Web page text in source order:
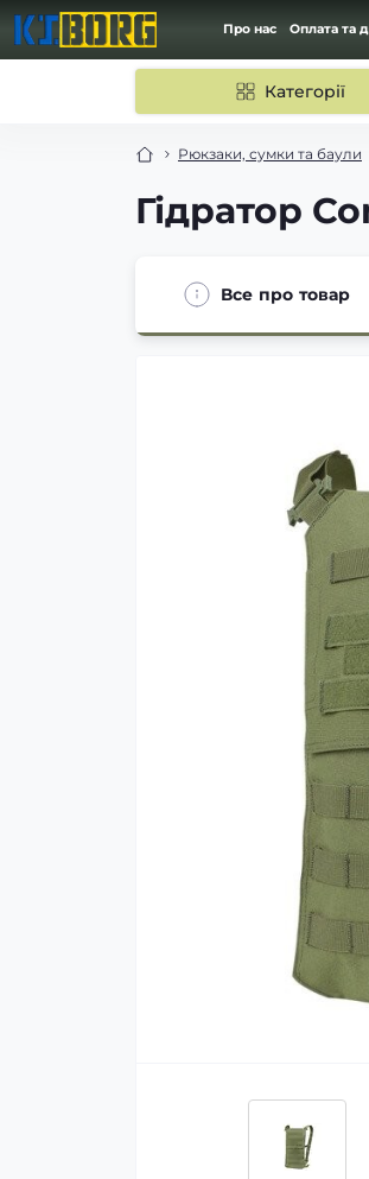
Про нас Оплата та
Категорії
Рюкзаки, сумки та баули
Гідратор
Все про товар